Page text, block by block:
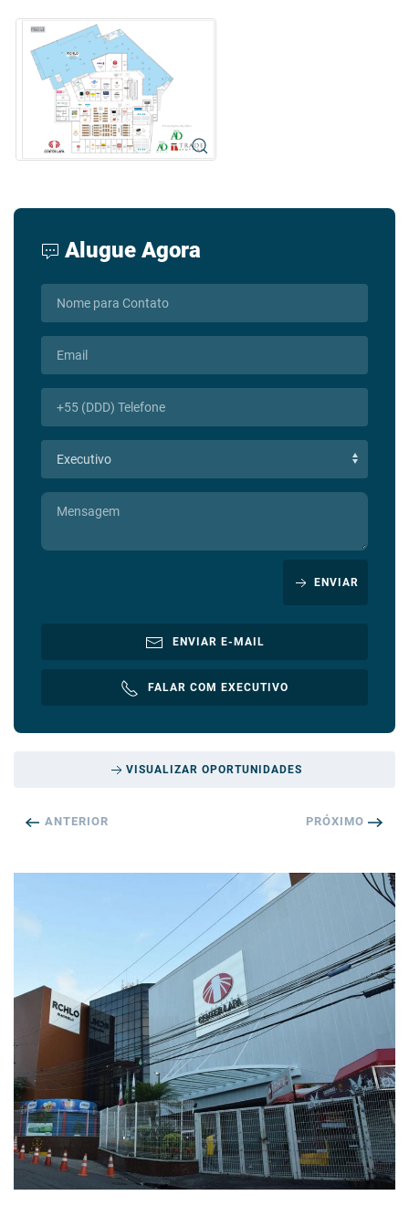
Alugue Agora
ENVIAR
ENVIAR E-MAIL
FALAR COM EXECUTIVO
VISUALIZAR OPORTUNIDADES
ANTERIOR PRÓXIMO
DETALHES